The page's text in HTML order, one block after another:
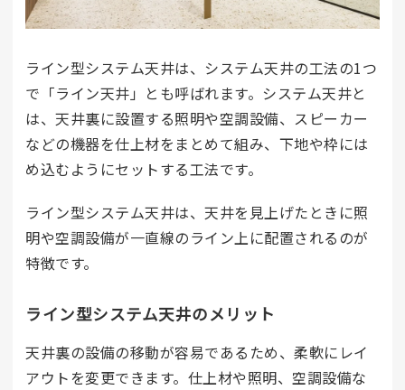
ライン型システム天井は、システム天井の工法の1つ
で「ライン天井」とも呼ばれます。システム天井と
は、天井裏に設置する照明や空調設備、スピーカー
などの機器を仕上材をまとめて組み、下地や枠には
め込むようにセットする工法です。
ライン型システム天井は、天井を見上げたときに照
明や空調設備が一直線のライン上に配置されるのが
特徴です。
ライン型システム天井のメリット
天井裏の設備の移動が容易であるため、柔軟にレイ
アウトを変更できます。仕上材や照明、空調設備な